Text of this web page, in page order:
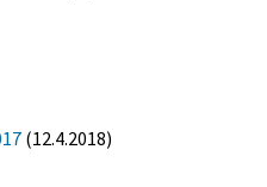
(12.4.2018)